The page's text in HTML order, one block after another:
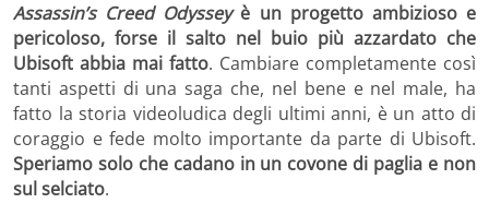
Assassin’s Creed Odysseyè un progetto ambizioso e
pericoloso, forse il salto nel buio più azzardato che
Ubisoft abbia mai fatto. Cambiare completamente così
tanti aspetti di una saga che, nel bene e nel male, ha
fatto la storia videoludica degli ultimi anni, è un atto di
coraggio e fede molto importante da parte di Ubisoft.
Speriamo solo che cadano in un covone di paglia e non
sul selciato.